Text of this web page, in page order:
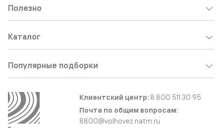
Полезно
Каталог
Популярные подборки
Клиентский центр: 8 800 511 30 95
Почта по общим вопросам:
8800@volhovez.natm.ru